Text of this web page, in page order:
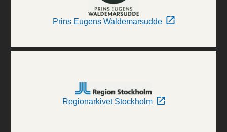
Prins Eugens Waldemarsudde
Regionarkivet Stockholm